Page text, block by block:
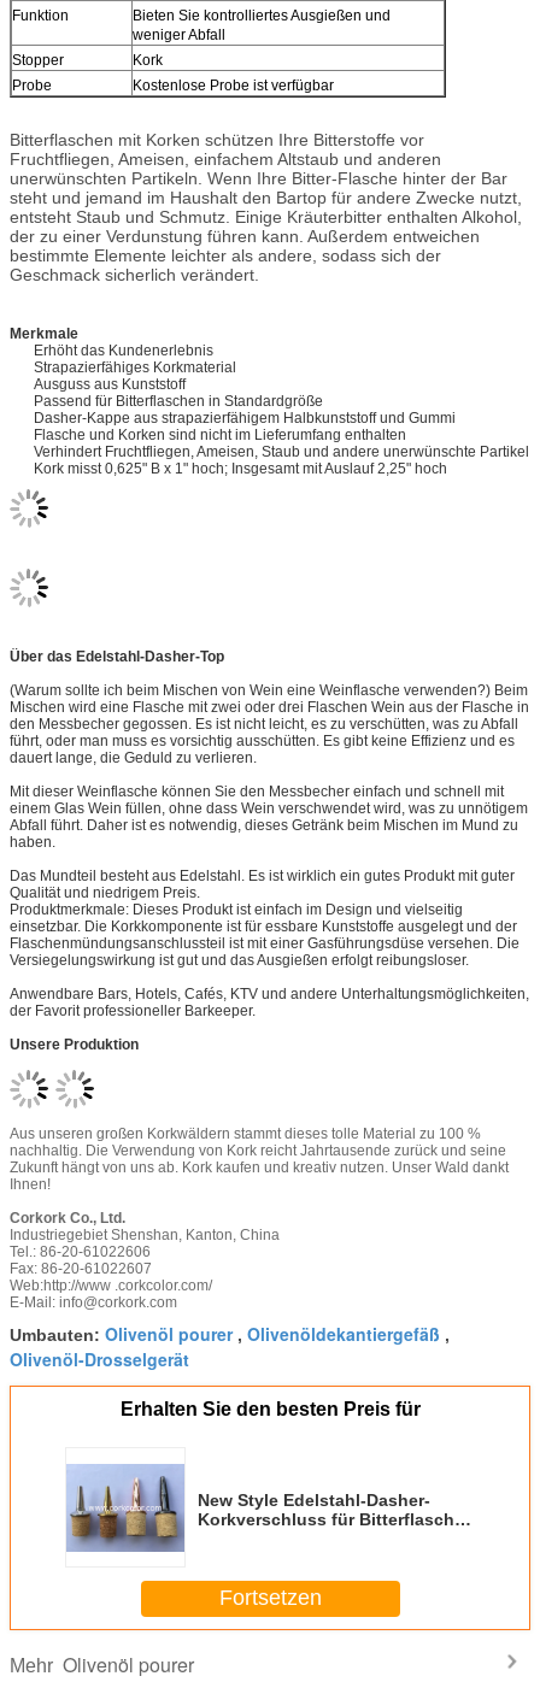
Funktion
Bieten Sie kontrolliertes Ausgießen und
weniger Abfall
Stopper
Kork
Probe
Kostenlose Probe ist verfügbar
Bitterflaschen mit Korken schützen Ihre Bitterstoffe vor
Fruchtfliegen, Ameisen, einfachem Altstaub und anderen
unerwünschten Partikeln. Wenn Ihre Bitter-Flasche hinter der Bar
steht und jemand im Haushalt den Bartop für andere Zwecke nutzt,
entsteht Staub und Schmutz. Einige Kräuterbitter enthalten Alkohol,
der zu einer Verdunstung führen kann. Außerdem entweichen
bestimmte Elemente leichter als andere, sodass sich der
Geschmack sicherlich verändert.
Merkmale
Erhöht das Kundenerlebnis
Strapazierfähiges Korkmaterial
Ausguss aus Kunststoff
Passend für Bitterflaschen in Standardgröße
Dasher-Kappe aus strapazierfähigem Halbkunststoff und Gummi
Flasche und Korken sind nicht im Lieferumfang enthalten
Verhindert Fruchtfliegen, Ameisen, Staub und andere unerwünschte Partikel
Kork misst 0,625" B x 1" hoch; Insgesamt mit Auslauf 2,25" hoch
Über das Edelstahl-Dasher-Top
(Warum sollte ich beim Mischen von Wein eine Weinflasche verwenden?) Beim
Mischen wird eine Flasche mit zwei oder drei Flaschen Wein aus der Flasche in
den Messbecher gegossen. Es ist nicht leicht, es zu verschütten, was zu Abfall
führt, oder man muss es vorsichtig ausschütten. Es gibt keine Effizienz und es
dauert lange, die Geduld zu verlieren.
Mit dieser Weinflasche können Sie den Messbecher einfach und schnell mit
einem Glas Wein füllen, ohne dass Wein verschwendet wird, was zu unnötigem
Abfall führt. Daher ist es notwendig, dieses Getränk beim Mischen im Mund zu
haben.
Das Mundteil besteht aus Edelstahl. Es ist wirklich ein gutes Produkt mit guter
Qualität und niedrigem Preis.
Produktmerkmale: Dieses Produkt ist einfach im Design und vielseitig
einsetzbar. Die Korkkomponente ist für essbare Kunststoffe ausgelegt und der
Flaschenmündungsanschlussteil ist mit einer Gasführungsdüse versehen. Die
Versiegelungswirkung ist gut und das Ausgießen erfolgt reibungsloser.
Anwendbare Bars, Hotels, Cafés, KTV und andere Unterhaltungsmöglichkeiten,
der Favorit professioneller Barkeeper.
Unsere Produktion
Aus unseren großen Korkwäldern stammt dieses tolle Material zu 100 %
nachhaltig. Die Verwendung von Kork reicht Jahrtausende zurück und seine
Zukunft hängt von uns ab. Kork kaufen und kreativ nutzen. Unser Wald dankt
Ihnen!
Corkork Co., Ltd.
Industriegebiet Shenshan, Kanton, China
Tel.: 86-20-61022606
Fax: 86-20-61022607
Web:http://www .corkcolor.com/
E-Mail: info@corkork.com
Umbauten: Olivenöl pourer, Olivenöldekantiergefäß ,
Olivenöl-Drosselgerät
Erhalten Sie den besten Preis für
New Style Edelstahl-Dasher-
Korkverschluss für Bitterflaschen
Fortsetzen
Mehr Olivenöl pourer